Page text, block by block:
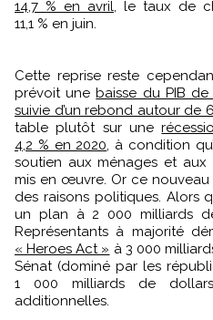
14,7 % en avril
, le taux de
11,1 % en juin.
Cette reprise reste
prévoit unebaisse du PIB de
suivie d’un rebond autour de
table plutôt sur une
4,2 % en 2020 , à condition
soutien aux ménages et aux
mis en œuvre. Or ce nouveau
des raisons politiques. Alors
un plan à 2 000 milliards
Représentants à majorité
« Heroes Act » à 3 000
Sénat (dominé par les
1 000 milliards de
additionnelles.